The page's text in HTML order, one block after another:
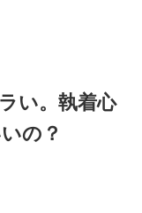
い。執着心
の？